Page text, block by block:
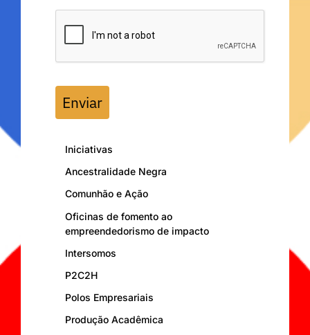
Enviar
Iniciativas
Ancestralidade Negra
Comunhão e Ação
Oficinas de fomento ao
empreendedorismo de impacto
Intersomos
P2C2H
Polos Empresariais
Produção Acadêmica